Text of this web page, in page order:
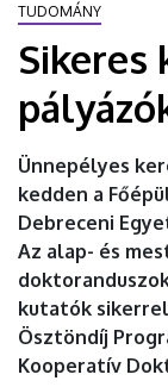
TUDOMÁNY
Sikeres
Ünnepélyes
kedden a
Debreceni
Az alap- és
kutatók
Ösztöndíj
Kooperatív